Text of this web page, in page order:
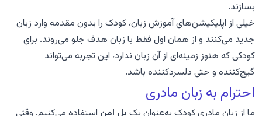
بسازند.
خیلی از اپلیکیشن‌های آموزش زبان، کودک را بدون مقدمه وارد زبان
جدید می‌کنند و از همان اول فقط با زبان هدف جلو می‌روند. برای
کودکی که هنوز زمینه‌ای از آن زبان ندارد، این تجربه می‌تواند
گیج‌کننده و حتی دلسردکننده باشد.
احترام به زبان مادری